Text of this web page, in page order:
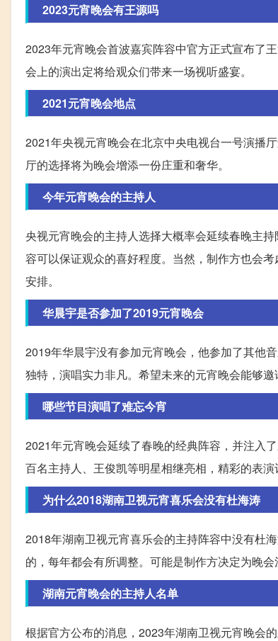
2023元宵晚会有王源吗
2023年元宵晚会首波嘉宾阵容中官方正式宣布了
会上的演出定将给观众们带来一场视听盛宴。
2021元宵晚会地点
2021年央视元宵晚会在北京中央电视台一号演播
厅的选择将为晚会增添一份庄重和奢华。
今年元宵晚会的主持人
央视元宵晚会的主持人选择大概率会延续春晚主
容可以保证观众的喜好程度。当然，制作方也会
安排。
华晨宇是否参加了2019元宵晚会
2019年华晨宇没有参加元宵晚会，他参加了其他
独特，演唱实力非凡。希望未来的元宵晚会能够
哪些节目演唱了难忘今宵
2021年元宵晚会延续了春晚的经典阵容，并注入
百名主持人、王俊凯等明星相继亮相，精彩的表演
为什么2018湖南卫视元宵喜乐会没有杜海涛
2018年湖南卫视元宵喜乐会的主持阵容中没有杜
的，每年都会有所调整。可能是制作方决定为晚
湖南元宵晚会的主持人名单
根据官方公布的消息，2023年湖南卫视元宵晚会